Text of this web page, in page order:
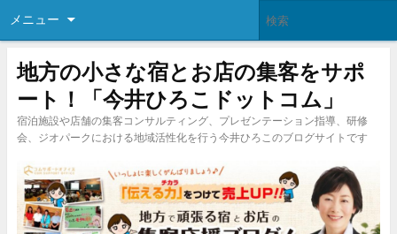
メニュー
地方の小さな宿とお店の集客をサポ
ート！「今井ひろこドットコム」
宿泊施設や店舗の集客コンサルティング、プレゼンテーション指導、研修
会、ジオパークにおける地域活性化を行う今井ひろこのブログサイトです